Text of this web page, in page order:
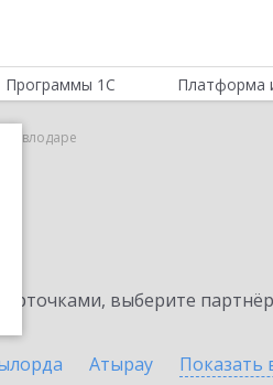
Программы 1С Платформа
Павлодаре
выберите
Атырау Показать